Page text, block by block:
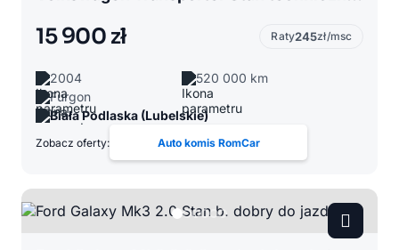
15 900 zł Raty245zł/msc
2004
520 000 km
Furgon
Biała Podlaska (Lubelskie)
Zobacz oferty: Auto komis RomCar